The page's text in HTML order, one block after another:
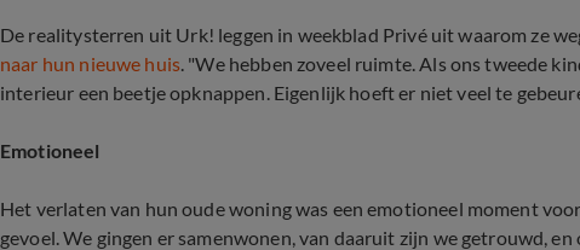
De realitysterren uit Urk! leggen in weekblad Privé uit waarom ze
naar hun nieuwe huis. "We hebben zoveel ruimte. Als ons tweede
interieur een beetje opknappen. Eigenlijk hoeft er niet veel te
Emotioneel
Het verlaten van hun oude woning was een emotioneel moment
gevoel. We gingen er samenwonen, van daaruit zijn we getrouwd, en